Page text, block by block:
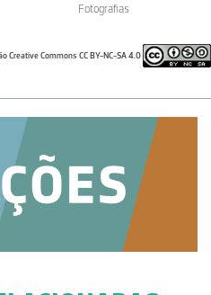
Fotografias
Creative Commons CC BY-NC-SA 4.0